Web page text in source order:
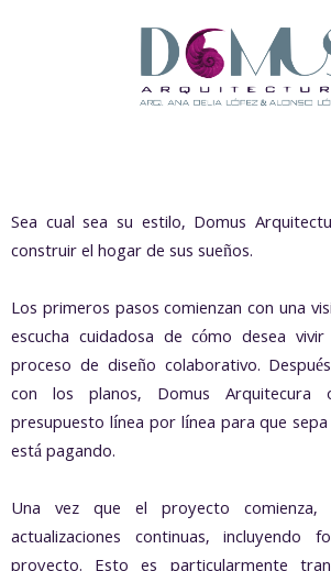
Sea cual sea su estilo, Domus
construir el hogar de sus sueños.
Los primeros pasos comienzan con una
escucha cuidadosa de cómo desea
proceso de diseño colaborativo.
con los planos, Domus Arquitecura
presupuesto línea por línea para que
está pagando.
Una vez que el proyecto comienza,
actualizaciones continuas, incluyendo